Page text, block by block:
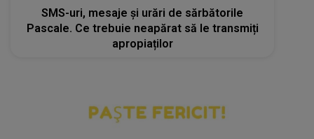
SMS-uri, mesaje și urări de sărbătorile
Pascale. Ce trebuie neapărat să le transmiți
apropiaților